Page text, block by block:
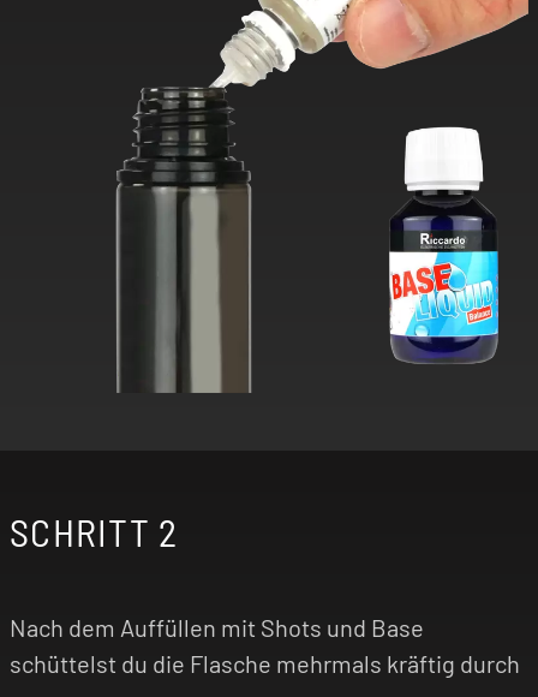
SCHRITT 2
Nach dem Auffüllen mit Shots und Base
schüttelst du die Flasche mehrmals kräftig durch